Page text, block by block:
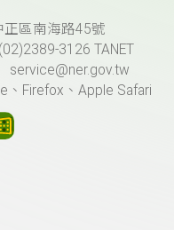
區南海路45號
3126 TANET
service@ner.gov.tw
、Firefox、Apple Safari